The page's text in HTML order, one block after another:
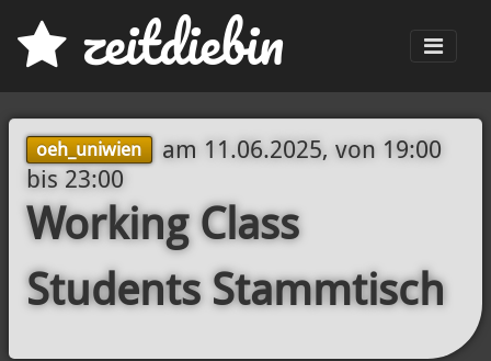
zeitdiebin
oeh_uniwien am 11.06.2025, von 19:00
bis 23:00
Working Class
Students Stammtisch